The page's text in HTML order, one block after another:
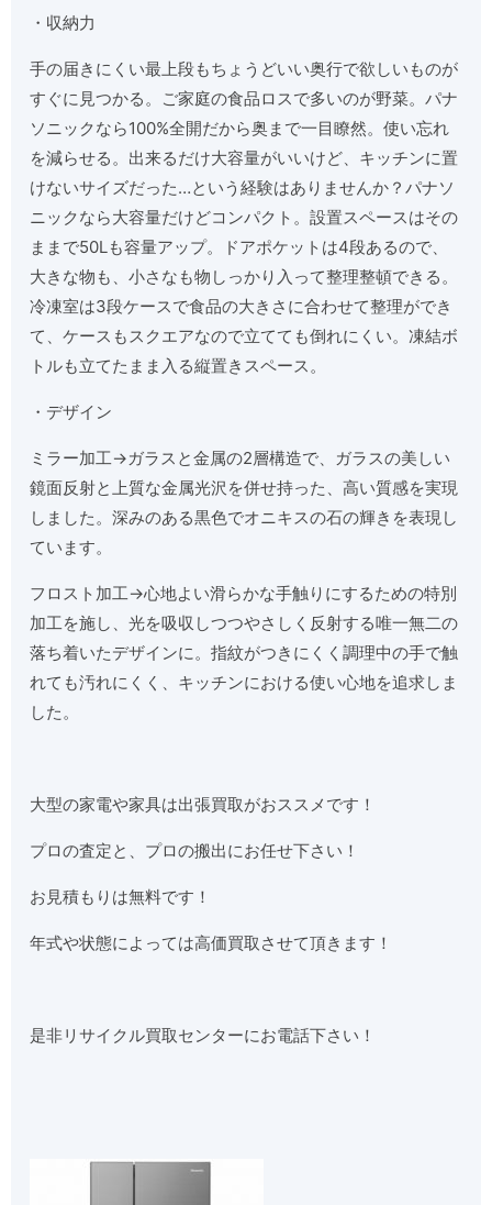
・収納力
手の届きにくい最上段もちょうどいい奥行で欲しいものが
すぐに見つかる。ご家庭の食品ロスで多いのが野菜。パナ
ソニックなら100%全開だから奥まで一目瞭然。使い忘れ
を減らせる。出来るだけ大容量がいいけど、キッチンに置
けないサイズだった…という経験はありませんか？パナソ
ニックなら大容量だけどコンパクト。設置スペースはその
ままで50Lも容量アップ。ドアポケットは4段あるので、
大きな物も、小さなも物しっかり入って整理整頓できる。
冷凍室は3段ケースで食品の大きさに合わせて整理ができ
て、ケースもスクエアなので立てても倒れにくい。凍結ボ
トルも立てたまま入る縦置きスペース。
・デザイン
ミラー加工→ガラスと金属の2層構造で、ガラスの美しい
鏡面反射と上質な金属光沢を併せ持った、高い質感を実現
しました。深みのある黒色でオニキスの石の輝きを表現し
ています。
フロスト加工→心地よい滑らかな手触りにするための特別
加工を施し、光を吸収しつつやさしく反射する唯一無二の
落ち着いたデザインに。指紋がつきにくく調理中の手で触
れても汚れにくく、キッチンにおける使い心地を追求しま
した。
大型の家電や家具は出張買取がおススメです！
プロの査定と、プロの搬出にお任せ下さい！
お見積もりは無料です！
年式や状態によっては高価買取させて頂きます！
是非リサイクル買取センターにお電話下さい！